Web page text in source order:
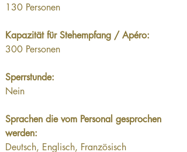
130 Personen
Kapazität für Stehempfang / Apéro:
300 Personen
Sperrstunde:
Nein
Sprachen die vom Personal gesprochen
werden:
Deutsch, Englisch, Französisch